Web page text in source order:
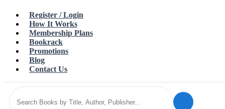
Register / Login
How It Works
Membership Plans
Bookrack
Promotions
Blog
Contact Us